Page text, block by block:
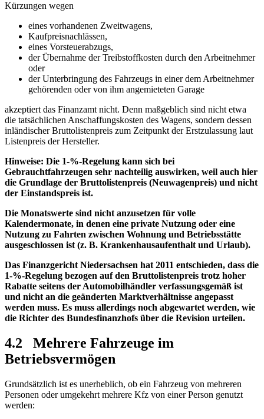
Kürzungen wegen
eines vorhandenen Zweitwagens,
Kaufpreisnachlässen,
eines Vorsteuerabzugs,
der Übernahme der Treibstoffkosten durch den Arbeitnehmer
oder
der Unterbringung des Fahrzeugs in einer dem Arbeitnehmer
gehörenden oder von ihm angemieteten Garage
akzeptiert das Finanzamt nicht. Denn maßgeblich sind nicht etwa
die tatsächlichen Anschaffungskosten des Wagens, sondern dessen
inländischer Bruttolistenpreis zum Zeitpunkt der Erstzulassung laut
Listenpreis der Hersteller.
Hinweise: Die 1-%-Regelung kann sich bei
Gebrauchtfahrzeugen sehr nachteilig auswirken, weil auch hier
die Grundlage der Bruttolistenpreis (Neuwagenpreis) und nicht
der Einstandspreis ist.
Die Monatswerte sind nicht anzusetzen für volle
Kalendermonate, in denen eine private Nutzung oder eine
Nutzung zu Fahrten zwischen Wohnung und Betriebsstätte
ausgeschlossen ist (z. B. Krankenhausaufenthalt und Urlaub).
Das Finanzgericht Niedersachsen hat 2011 entschieden, dass die
1-%-Regelung bezogen auf den Bruttolistenpreis trotz hoher
Rabatte seitens der Automobilhändler verfassungsgemäß ist
und nicht an die geänderten Marktverhältnisse angepasst
werden muss. Es muss allerdings noch abgewartet werden, wie
die Richter des Bundesfinanzhofs über die Revision urteilen.
4.2 Mehrere Fahrzeuge im
Betriebsvermögen
Grundsätzlich ist es unerheblich, ob ein Fahrzeug von mehreren
Personen oder umgekehrt mehrere Kfz von einer Person genutzt
werden: